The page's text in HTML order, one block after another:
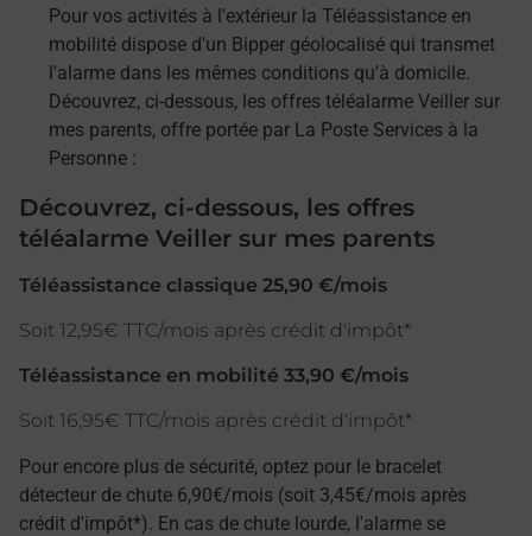
Pour vos activités à l'extérieur la Téléassistance en
mobilité dispose d'un Bipper géolocalisé qui transmet
l'alarme dans les mêmes conditions qu'à domicile.
Découvrez, ci-dessous, les offres téléalarme Veiller sur
mes parents, offre portée par La Poste Services à la
Personne :
Découvrez, ci-dessous, les offres
téléalarme Veiller sur mes parents
Téléassistance classique 25,90 €/mois
Soit 12,95€ TTC/mois après crédit d'impôt*
Téléassistance en mobilité 33,90 €/mois
Soit 16,95€ TTC/mois après crédit d'impôt*
Pour encore plus de sécurité, optez pour le bracelet
détecteur de chute 6,90€/mois (soit 3,45€/mois après
crédit d'impôt*). En cas de chute lourde, l'alarme se